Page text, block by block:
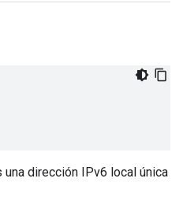
dirección IPv6 local única